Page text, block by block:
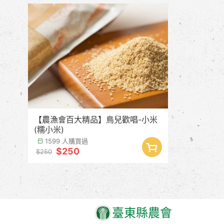
【農漁會百大精品】鳥兒歡唱-小米
(糯小米)
1599 人購買過
$250 $250
臺東縣農會